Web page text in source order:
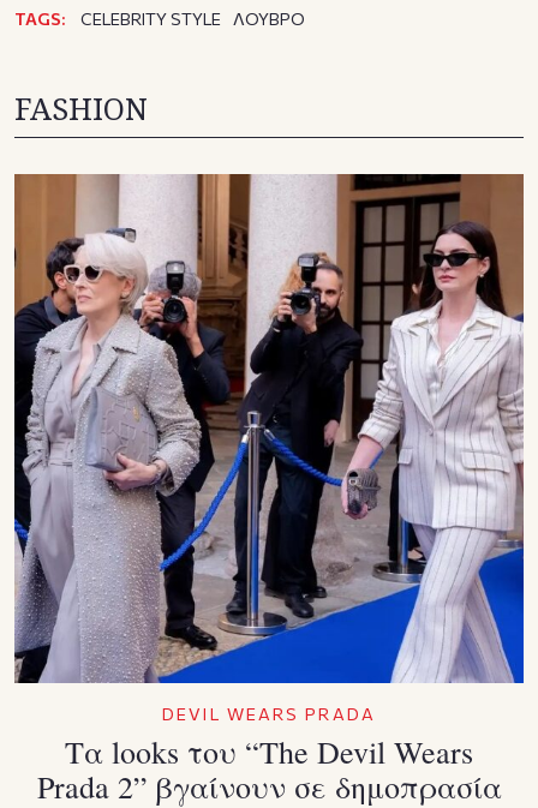
TAGS: CELEBRITY STYLE ΛΟΥΒΡΟ
FASHION
DEVIL WEARS PRADA
Τα looks του “The Devil Wears
Prada 2” βγαίνουν σε δημοπρασία